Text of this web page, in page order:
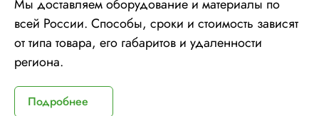
Мы доставляем оборудование и материалы по
всей России. Способы, сроки и стоимость зависят
от типа товара, его габаритов и удаленности
региона.
Подробнее